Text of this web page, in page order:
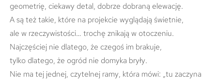
geometrię, ciekawy detal, dobrze dobraną elewację.
A są też takie, które na projekcie wyglądają świetnie,
ale w rzeczywistości… trochę znikają w otoczeniu.
Najczęściej nie dlatego, że czegoś im brakuje,
tylko dlatego, że ogród nie domyka bryły.
Nie ma tej jednej, czytelnej ramy, która mówi: „tu zaczyna